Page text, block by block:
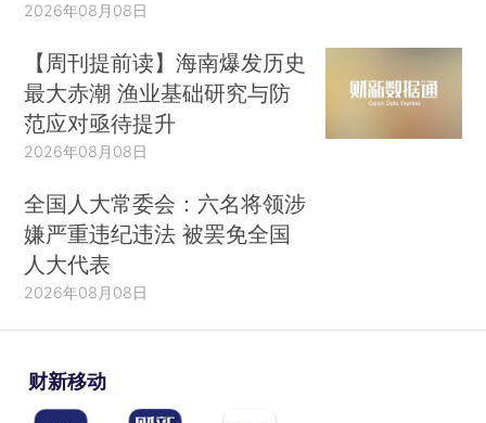
2026年08月08日
【周刊提前读】海南爆发历史
最大赤潮 渔业基础研究与防
范应对亟待提升
2026年08月08日
全国人大常委会：六名将领涉
嫌严重违纪违法 被罢免全国
人大代表
2026年08月08日
财新移动